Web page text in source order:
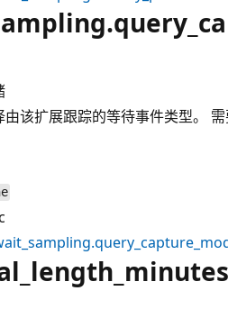
该扩展跟踪的等待事件类型。